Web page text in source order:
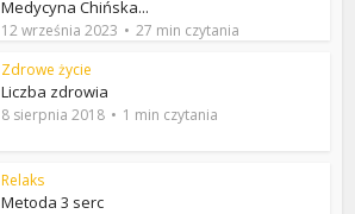
Medycyna Chińska...
12 września 2023
27 min czytania
Zdrowe życie
Liczba zdrowia
8 sierpnia 2018 1 min czytania
Relaks
Metoda 3 serc